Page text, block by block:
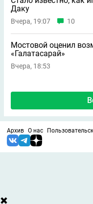
Даку
Вчера, 19:07 10
Мостовой оценил
«Галатасарай»
Вчера, 18:53
Архив О нас